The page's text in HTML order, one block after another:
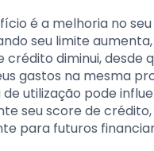
é a melhoria no
seu limite
crédito diminui, desde
gastos na mesma
utilização pode
seu score de
para futuros